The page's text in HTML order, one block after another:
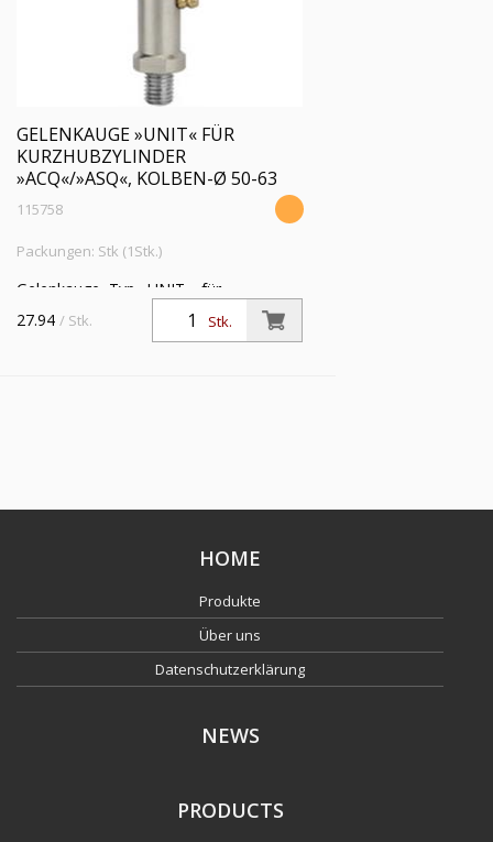
GELENKAUGE »UNIT« FÜR
KURZHUBZYLINDER
»ACQ«/»ASQ«, KOLBEN-Ø 50-63
115758
Packungen: Stk (1Stk.)
Gelenkauge, Typ »UNIT«, für
Kurzhubzylinder »ACQ« und »ASQ«,
Kolben-Ø 50-63, Kolbenstangengewinde
Stk.
27.94 / Stk.
HOME
Produkte
Über uns
Datenschutzerklärung
NEWS
PRODUCTS